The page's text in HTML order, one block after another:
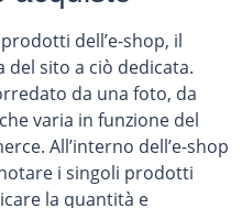
dell’e-shop, il
del sito a ciò dedicata.
da una foto, da
varia in funzione del
All’interno dell’e-shop
i singoli prodotti
la quantità e